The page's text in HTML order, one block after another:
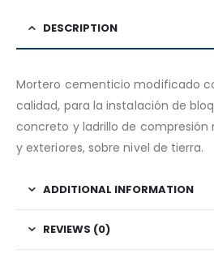
DESCRIPTION
Mortero cementicio modificado
calidad, para la instalación de
concreto y ladrillo de compresión
y exteriores, sobre nivel de tierra.
ADDITIONAL INFORMATION
REVIEWS (0)